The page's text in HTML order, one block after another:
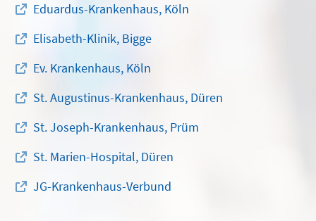
Eduardus-Krankenhaus, Köln
Elisabeth-Klinik, Bigge
Ev. Krankenhaus, Köln
St. Augustinus-Krankenhaus, Düren
St. Joseph-Krankenhaus, Prüm
St. Marien-Hospital, Düren
JG-Krankenhaus-Verbund